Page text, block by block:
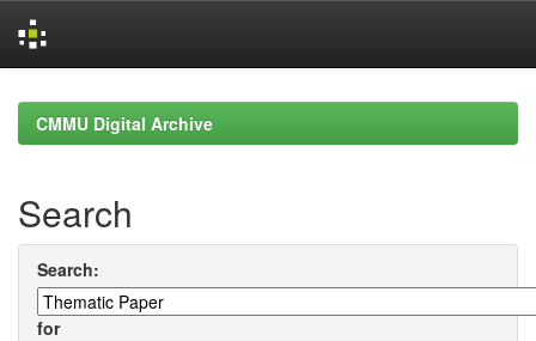
navigationCMMU Digital Archive
Search
Search:
for